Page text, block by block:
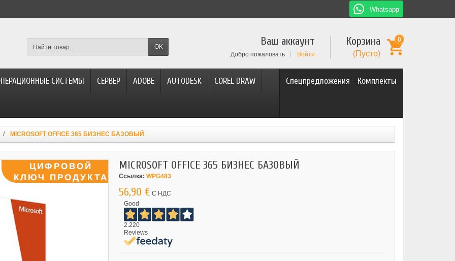
Whatsapp
OK Корзина
(Пусто)
0
Ваш аккаунт
Добро пожаловать Войти
Спецпредложения - Комплекты
СИСТЕМЫ СЕРВЕР ADOBE AUTODESK COREL DRAW
MICROSOFT OFFICE 365 БИЗНЕС БАЗОВЫЙ
MICROSOFT OFFICE 365 БИЗНЕС БАЗОВЫЙ
Ссылка: WPG483
56,90 € С НДС
Good
2.220
Reviews